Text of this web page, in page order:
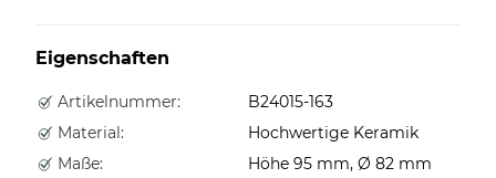
Eigenschaften
Artikelnummer:
B24015-163
Material:
Hochwertige Keramik
Maße:
Höhe 95 mm, Ø 82 mm